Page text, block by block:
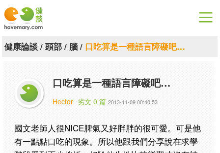
漫漫健康
關於健談
聯絡我們
下載專區
健康論談/ 頭部/ 腦/ 口吃算是一種語言障礙吧…
口吃算是一種語言障礙吧…
Hector 劣文 0 篇 2013-11-09 00:40:53
國文老師人很NICE脾氣又好胖胖的很可愛。可是他
有一點點口吃的現象。所以他跟我們分享說在求學